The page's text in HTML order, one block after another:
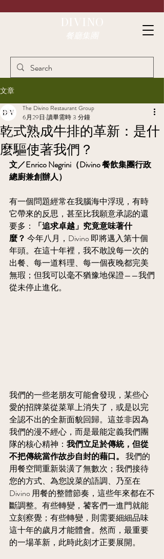
DIVINO
餐廳集團
文章
乾式熟成牛排的革新：是什
麼驅使著我們？
The Divino Restaurant Group
6月29日 讀畢需時 3 分鐘
文／Enrico Negrini（Divino 餐飲集團行政
總廚兼創辦人）
有一個問題經常在我腦海中浮現，有時
它帶來的反思，甚至比我願意承認的還
要多：
「追求卓越」究竟意味著什
麼？ 今年八月，Divino 即將邁入第十個
年頭。在這十年裡，我不敢說每一次的
出餐、每一道料理、每一個夜晚都完美
無瑕；但我可以毫不猶豫地保證——我們
從未停止進化。
我們的一些老朋友可能會發現，某些心
愛的招牌菜從菜單上消失了，或是以完
全認不出的全新面貌回歸。這並非因為
我們的漫不經心，而是最能定義我們團
隊的核心精神： 我們立足於傳統，但從
不把傳統當作故步自封的藉口。 我們的
用餐空間重新裝潢了無數次；我們接待
您的方式、為您說菜的語調、乃至在
Divino 用餐的整體節奏，這些年來都在不
斷調整。有些轉變，饕客們一進門就能
立刻察覺；有些轉變，則需要細細品味
這十年的歲月才能體會。然而，最重要
的一場革新，此時此刻才正要展開。